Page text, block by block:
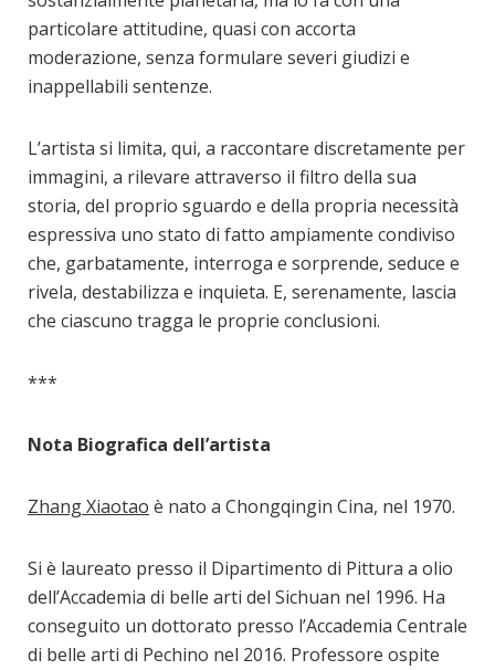
particolare attitudine, quasi con accorta
moderazione, senza formulare severi giudizi e
inappellabili sentenze.
L’artista si limita, qui, a raccontare discretamente per
immagini, a rilevare attraverso il filtro della sua
storia, del proprio sguardo e della propria necessità
espressiva uno stato di fatto ampiamente condiviso
che, garbatamente, interroga e sorprende, seduce e
rivela, destabilizza e inquieta. E, serenamente, lascia
che ciascuno tragga le proprie conclusioni.
***
Nota Biografica dell’artista
Zhang Xiaotao è nato a Chongqingin Cina, nel 1970.
Si è laureato presso il Dipartimento di Pittura a olio
dell’Accademia di belle arti del Sichuan nel 1996. Ha
conseguito un dottorato presso l’Accademia Centrale
di belle arti di Pechino nel 2016. Professore ospite